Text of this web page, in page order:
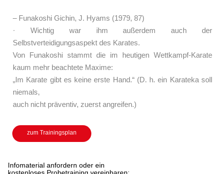
– Funakoshi Gichin, J. Hyams (1979, 87)
· Wichtig war ihm außerdem auch der
Selbstverteidigungsaspekt des Karates.
Von Funakoshi stammt die im heutigen Wettkampf-Karate
kaum mehr beachtete Maxime:
„Im Karate gibt es keine erste Hand.“ (D. h. ein Karateka soll
niemals,
auch nicht präventiv, zuerst angreifen.)
zum Trainingsplan
Infomaterial anfordern oder ein